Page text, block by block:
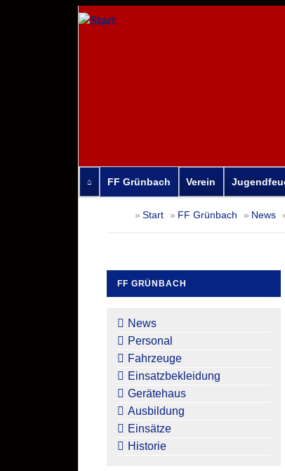
FF Grünbach Verein
überspringen
Start FF Grünbach News
FF GRÜNBACH
überspringen
News
Personal
Fahrzeuge
Einsatzbekleidung
Gerätehaus
Ausbildung
Einsätze
Historie